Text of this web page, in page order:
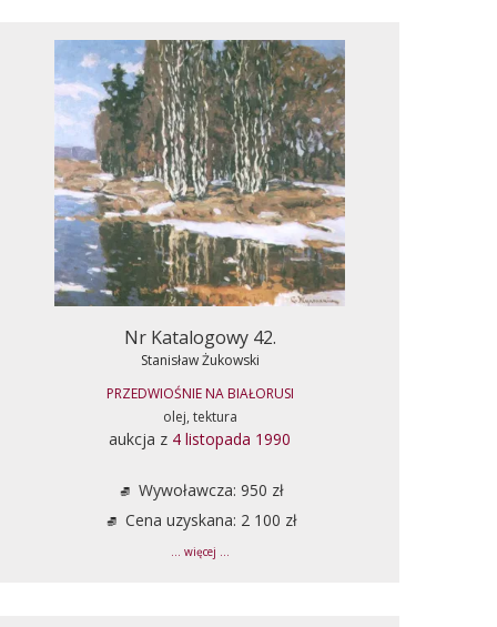
Nr Katalogowy 42.
Stanisław Żukowski
PRZEDWIOŚNIE NA BIAŁORUSI
olej, tektura
aukcja z 4 listopada 1990
Wywoławcza: 950 zł
Cena uzyskana: 2 100 zł
... więcej ...